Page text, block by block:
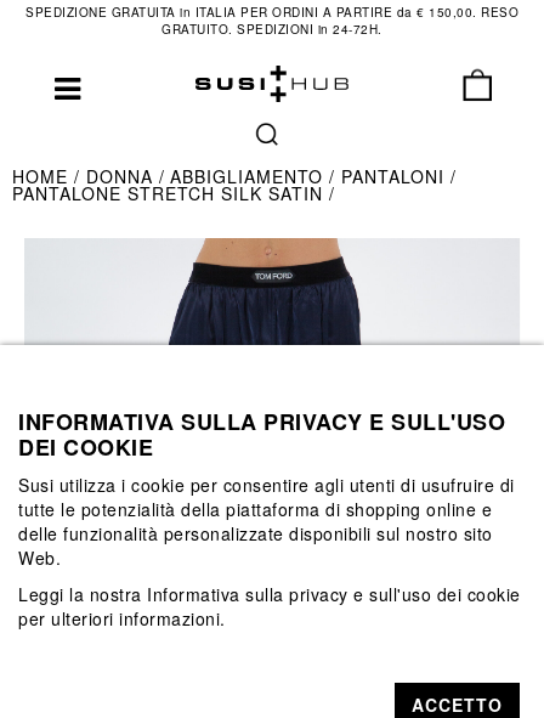
SPEDIZIONE GRATUITA in ITALIA PER ORDINI A PARTIRE da € 150,00. RESO
GRATUITO. SPEDIZIONI in 24-72H.
HOME DONNA ABBIGLIAMENTO PANTALONI
PANTALONE STRETCH SILK SATIN
INFORMATIVA SULLA PRIVACY E SULL'USO
DEI COOKIE
Susi utilizza i cookie per consentire agli utenti di usufruire di
tutte le potenzialità della piattaforma di shopping online e
delle funzionalità personalizzate disponibili sul nostro sito
Web.
Leggi la nostra Informativa sulla privacy e sull'uso dei cookie
per ulteriori informazioni.
ACCETTO